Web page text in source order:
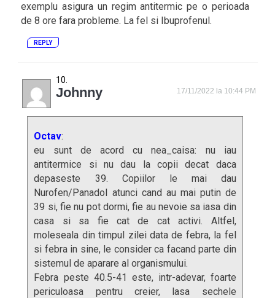
exemplu asigura un regim antitermic pe o perioada
de 8 ore fara probleme. La fel si Ibuprofenul.
REPLY
Johnny 17/11/2022 la 10:44 PM
Octav:
eu sunt de acord cu nea_caisa: nu iau
antitermice si nu dau la copii decat daca
depaseste 39. Copiilor le mai dau
Nurofen/Panadol atunci cand au mai putin de
39 si, fie nu pot dormi, fie au nevoie sa iasa din
casa si sa fie cat de cat activi. Altfel,
moleseala din timpul zilei data de febra, la fel
si febra in sine, le consider ca facand parte din
sistemul de aparare al organismului.
Febra peste 40.5-41 este, intr-adevar, foarte
periculoasa pentru creier, lasa sechele